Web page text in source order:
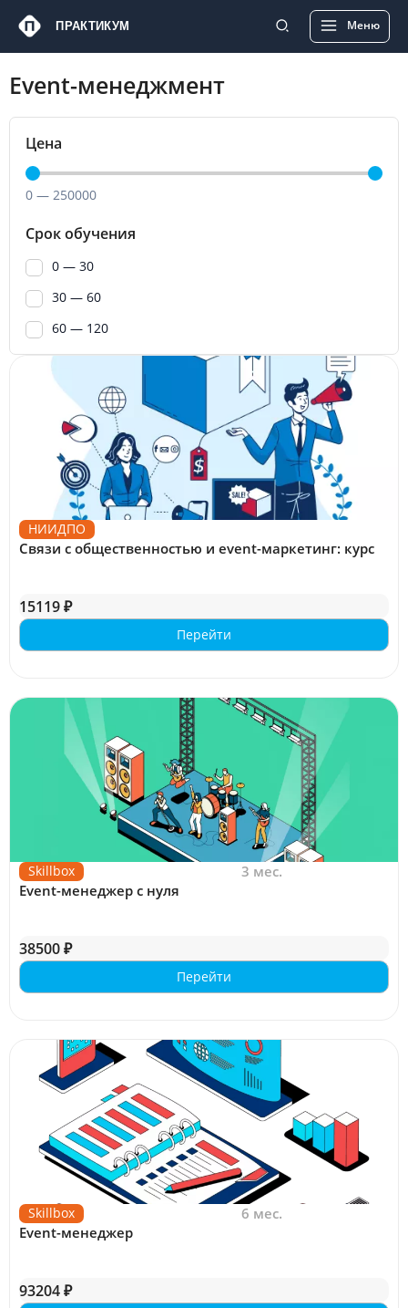
Перейти
ПРАКТИКУМ
Main
Menu
Меню
Event-менеджмент
Цена
0 — 250000
Срок обучения
0 — 30
30 — 60
60 — 120
НИИДПО
Связи с общественностью и event-маркетинг: курс
15119 ₽
Перейти
Skillbox
3 мес.
Event-менеджер с нуля
38500 ₽
Перейти
Skillbox
6 мес.
Event-менеджер
93204 ₽